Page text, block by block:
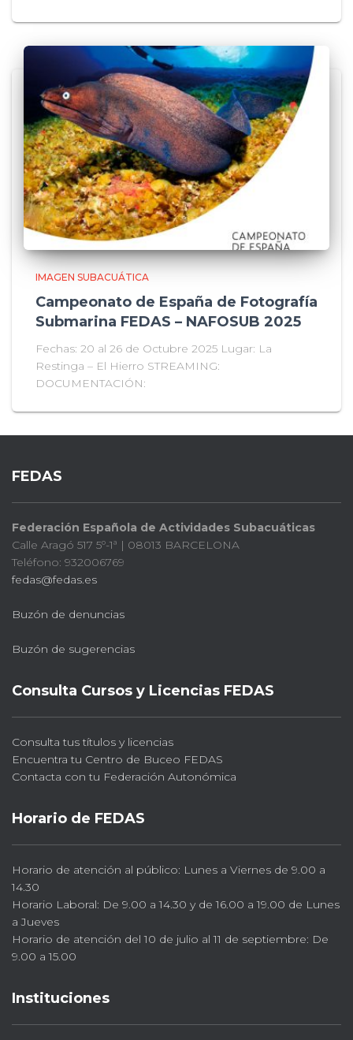
IMAGEN SUBACUÁTICA
Campeonato de España de Fotografía
Submarina FEDAS – NAFOSUB 2025
Fechas: 20 al 26 de Octubre 2025 Lugar: La
Restinga – El Hierro STREAMING:
DOCUMENTACIÓN:
FEDAS
Federación Española de Actividades Subacuáticas
Calle Aragó 517 5º-1ª | 08013 BARCELONA
Teléfono: 932006769
fedas@fedas.es
Buzón de denuncias
Buzón de sugerencias
Consulta Cursos y Licencias FEDAS
Consulta tus títulos y licencias
Encuentra tu Centro de Buceo FEDAS
Contacta con tu Federación Autonómica
Horario de FEDAS
Horario de atención al público: Lunes a Viernes de 9.00 a
14.30
Horario Laboral: De 9.00 a 14.30 y de 16.00 a 19.00 de Lunes
a Jueves
Horario de atención del 10 de julio al 11 de septiembre: De
9.00 a 15.00
Instituciones